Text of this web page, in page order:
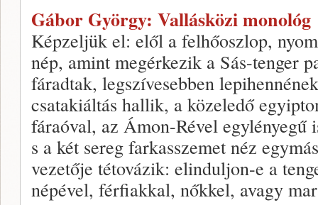
Gábor György: Vallásközi monológ
Képzeljük el: elől a felhőoszlop,
nép, amint megérkezik a Sás-tenger
fáradtak, legszívesebben
csatakiáltás hallik, a közeledő
fáraóval, az Ámon-Rével
s a két sereg farkasszemet néz
vezetője tétovázik: elinduljon-e a
népével, férfiakkal, nőkkel, avagy